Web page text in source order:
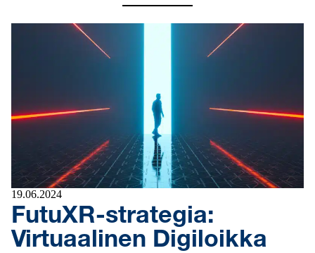
19.06.2024
FutuXR-strategia:
Virtuaalinen Digiloikka